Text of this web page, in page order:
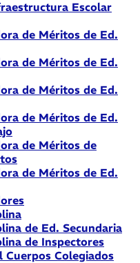
Escolar
de Méritos de Ed.
de Méritos de Ed.
de Méritos de Ed.
de Méritos de Ed.
de Méritos de
de Méritos de Ed.
de Ed. Secundaria
de Inspectores
Colegiados